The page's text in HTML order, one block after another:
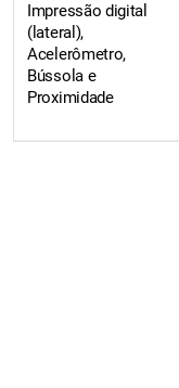
Impressão digital
(lateral),
Acelerômetro,
Bússola e
Proximidade